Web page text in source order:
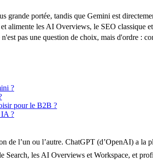
grande portée, tandis que Gemini est
alimente les AI Overviews, le SEO classique
pas une question de choix, mais d'ordre :
?
pour le B2B ?
IA ?
de l’un ou l’autre. ChatGPT (d’OpenAI) a
les AI Overviews et Workspace, et